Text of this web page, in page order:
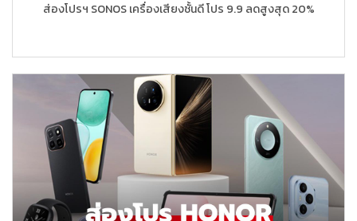
ส่องโปรฯ SONOS เครื่องเสียงชั้นดี โปร 9.9 ลดสูงสุด 20%